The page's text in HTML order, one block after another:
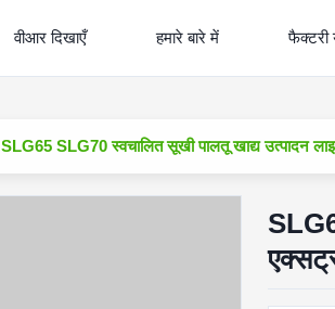
वीआर दिखाएँ हमारे बारे में फैक्टरी
SLG65 SLG70 स्वचालित सूखी पालतू खाद्य उत्पादन